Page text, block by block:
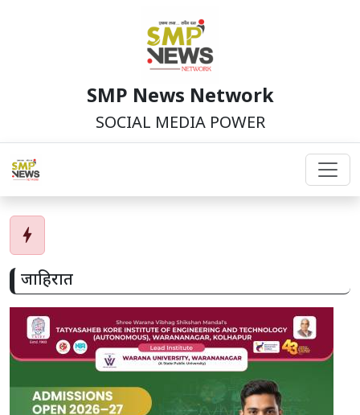
SMP News Network
SOCIAL MEDIA POWER
bolt
जाहिरात